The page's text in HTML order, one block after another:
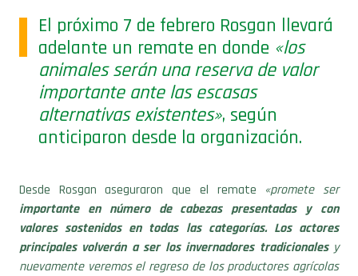
El próximo 7 de febrero Rosgan llevará
adelante un remate en donde «los
animales serán una reserva de valor
importante ante las escasas
alternativas existentes», según
anticiparon desde la organización.
Desde Rosgan aseguraron que el remate «promete ser
importante en número de cabezas presentadas y con
valores sostenidos en todas las categorías. Los actores
principales volverán a ser los invernadores tradicionalesy
nuevamente veremos el regreso de los productores agrícolas